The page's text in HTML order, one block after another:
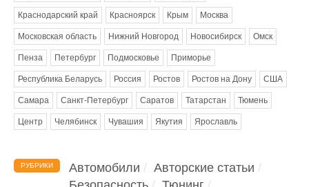
Краснодарский край Красноярск Крым Москва
Московская область Нижний Новгород Новосибирск Омск
Пенза Петербург Подмосковье Приморье
Республика Беларусь Россия Ростов Ростов на Дону США
Самара Санкт-Петербург Саратов Татарстан Тюмень
Центр Челябинск Чувашия Якутия Ярославль
РУБРИКИ Автомобили
Авторские статьи